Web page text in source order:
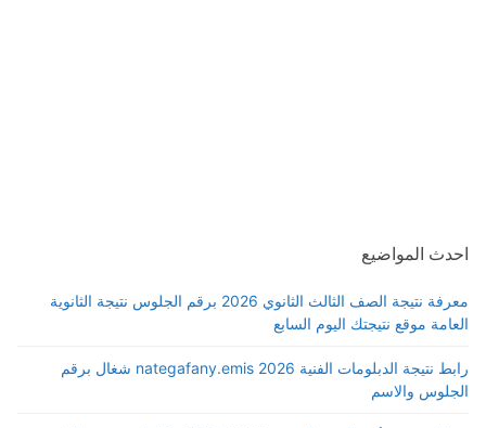
احدث المواضيع
معرفة نتيجة الصف الثالث الثانوي 2026 برقم الجلوس نتيجة الثانوية
العامة موقع نتيجتك اليوم السابع
رابط نتيجة الدبلومات الفنية 2026 nategafany.emis شغال برقم
الجلوس والاسم